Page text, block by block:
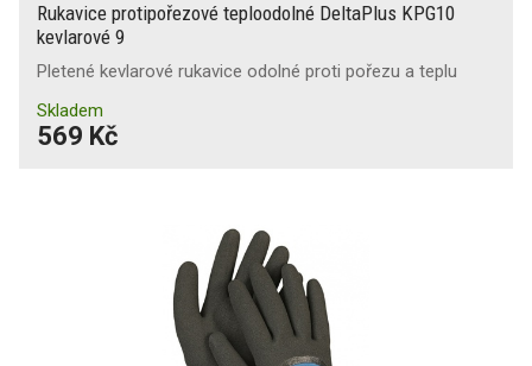
Rukavice protipořezové teploodolné DeltaPlus KPG10
kevlarové 9
Pletené kevlarové rukavice odolné proti pořezu a teplu
Skladem
569 Kč